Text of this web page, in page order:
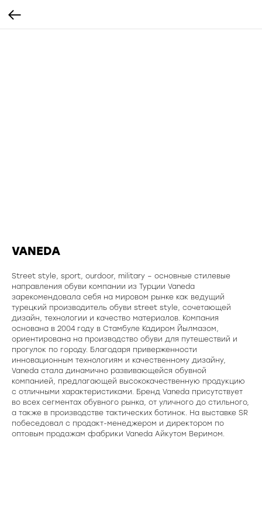
VANEDA
Street style, sport, ourdoor, military – основные стилевые
направления обуви компании из Турции Vaneda
зарекомендовала себя на мировом рынке как ведущий
турецкий производитель обуви street style, сочетающей
дизайн, технологии и качество материалов. Компания
основана в 2004 году в Стамбуле Кадиром Йылмазом,
ориентирована на производство обуви для путешествий и
прогулок по городу. Благодаря приверженности
инновационным технологиям и качественному дизайну,
Vaneda стала динамично развивающейся обувной
компанией, предлагающей высококачественную продукцию
с отличными характеристиками. Бренд Vaneda присутствует
во всех сегментах обувного рынка, от уличного до стильного,
а также в производстве тактических ботинок. На выставке SR
побеседовал с продакт-менеджером и директором по
оптовым продажам фабрики Vaneda Айкутом Веримом.